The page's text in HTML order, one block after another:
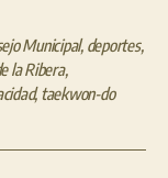
Municipal, deportes,
la Ribera,
,taekwon-do